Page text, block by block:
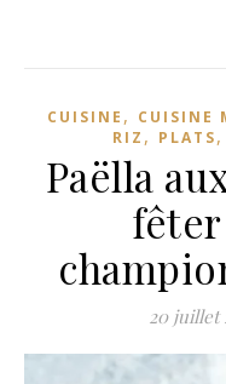
CUISINE , CUISINE
RIZ , PLATS,
Paëlla
fêter
20 juillet